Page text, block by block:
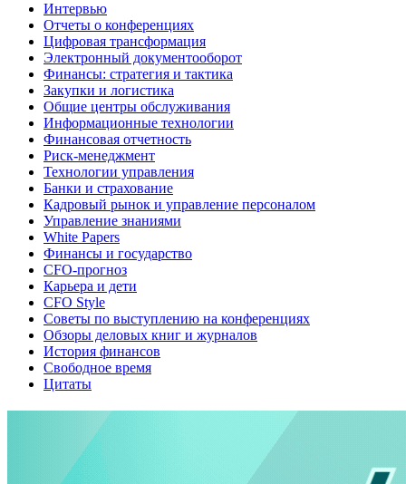
Интервью
Отчеты о конференциях
Цифровая трансформация
Электронный документооборот
Финансы: стратегия и тактика
Закупки и логистика
Общие центры обслуживания
Информационные технологии
Финансовая отчетность
Риск-менеджмент
Технологии управления
Банки и страхование
Кадровый рынок и управление персоналом
Управление знаниями
White Papers
Финансы и государство
CFO-прогноз
Карьера и дети
CFO Style
Советы по выступлению на конференциях
Обзоры деловых книг и журналов
История финансов
Свободное время
Цитаты